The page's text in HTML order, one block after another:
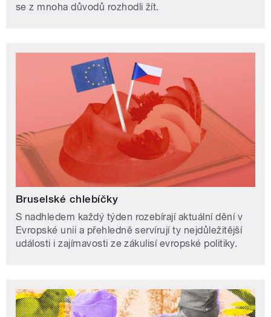
se z mnoha důvodů rozhodli žít.
Bruselské chlebíčky
S nadhledem každý týden rozebírají aktuální dění v
Evropské unii a přehledně servírují ty nejdůležitější
události i zajímavosti ze zákulisí evropské politiky.